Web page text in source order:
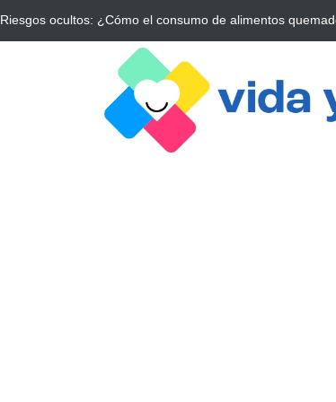
Ayuno Digital: La Estrategia Esencial para Mejorar tu